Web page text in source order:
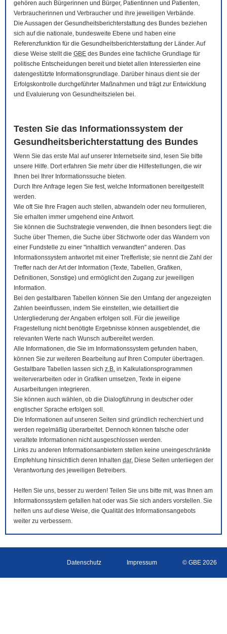
gehören auch Bürgerinnen und Bürger, Patientinnen und Patienten,
Verbraucherinnen und Verbraucher und ihre jeweiligen Verbände.
Die Aussagen der Gesundheitsberichterstattung des Bundes beziehen
sich auf die nationale, bundesweite Ebene und haben eine
Referenzfunktion für die Gesundheitsberichterstattung der Länder. Auf
diese Weise stellt die GBE des Bundes eine fachliche Grundlage für
politische Entscheidungen bereit und bietet allen Interessierten eine
datengestützte Informationsgrundlage. Darüber hinaus dient sie der
Erfolgskontrolle durchgeführter Maßnahmen und trägt zur Entwicklung
und Evaluierung von Gesundheitszielen bei.
Testen Sie das Informationssystem der
Gesundheitsberichterstattung des Bundes
Wenn Sie das erste Mal auf unserer Internetseite sind, lesen Sie bitte
unsere Hilfe. Dort erfahren Sie mehr über die Hilfestellungen, die wir
Ihnen bei Ihrer Informationssuche bieten.
Durch Ihre Anfrage legen Sie fest, welche Informationen bereitgestellt
werden.
Wie oft Sie Ihre Fragen auch stellen, abwandeln oder neu formulieren,
Sie erhalten immer umgehend eine Antwort.
Sie können die Suchstrategie verwenden, die Ihnen besonders liegt: die
Suche über Themen, die Suche über Stichworte oder das Wandern von
einer Fundstelle zu einer "inhaltlich verwandten" anderen. Das
Informationssystem antwortet mit einer Trefferliste; sie nennt die Zahl der
Treffer nach der Art der Information (Texte, Tabellen, Grafiken,
Definitionen, Sonstige) und ermöglicht den Zugang zur jeweiligen
Information.
Bei den gestaltbaren Tabellen können Sie den Umfang der angezeigten
Zahlen beeinflussen, indem Sie einstellen, wie detailliert die
Untergliederung der Angaben erfolgen soll. Für die jeweilige
Fragestellung nicht benötigte Ergebnisse können ausgeblendet, die
relevanten Werte nach Wunsch aufbereitet werden.
Alle Informationen, die Sie im Informationssystem gefunden haben,
können Sie zur weiteren Bearbeitung auf Ihren Computer übertragen.
Gestaltbare Tabellen lassen sich z.B. in Kalkulationsprogrammen
weiterverarbeiten oder in Grafiken umsetzen, Texte in eigene
Ausarbeitungen integrieren.
Sie können auch wählen, ob die Dialogführung in deutscher oder
englischer Sprache erfolgen soll.
Die Informationen auf unseren Seiten sind gründlich recherchiert und
werden regelmäßig überarbeitet. Dennoch können falsche oder
veraltete Informationen nicht ausgeschlossen werden.
Links zu anderen Informationsanbietern stellen keine uneingeschränkte
Empfehlung hinsichtlich deren Inhalten dar. Diese Seiten unterliegen der
Verantwortung des jeweiligen Betreibers.
Helfen Sie uns, besser zu werden! Teilen Sie uns bitte mit, was Ihnen am
Informationssystem gefallen hat oder was Sie sich anders vorstellen. Sie
helfen uns auf diese Weise, die Qualität des Informationsangebots
weiter zu verbessern.
Datenschutz Impressum © GBE 2026